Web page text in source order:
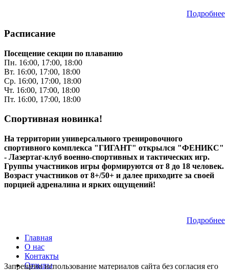
Подробнее
Расписание
Посещение секции по плаванию
Пн. 16:00, 17:00, 18:00
Вт. 16:00, 17:00, 18:00
Ср. 16:00, 17:00, 18:00
Чт. 16:00, 17:00, 18:00
Пт. 16:00, 17:00, 18:00
Спортивная новинка!
На территории универсального тренировочного
спортивного комплекса "ГИГАНТ" открылся "ФЕНИКС"
- Лазертаг-клуб военно-спортивных и тактических игр.
Группы участников игры формируются от 8 до 18 человек.
Возраст участников от 8+/50+ и далее приходите за своей
порцией адреналина и ярких ощущений!
Подробнее
Главная
О нас
Контакты
Отзывы
Запрещено использование материалов сайта без согласия его